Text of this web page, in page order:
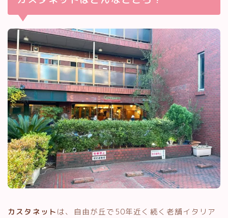
カスタネットは、自由が丘で50年近く続く老舗イタリア